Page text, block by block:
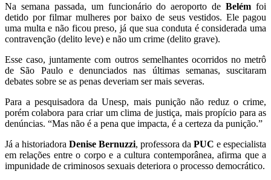
Na semana passada, um funcionário do aeroporto deBelémfoi
detido por filmar mulheres por baixo de seus vestidos. Ele pagou
uma multa e não ficou preso, já que sua conduta é considerada uma
contravenção (delito leve) e não um crime (delito grave).
Esse caso, juntamente com outros semelhantes ocorridos no metrô
de São Paulo e denunciados nas últimas semanas, suscitaram
debates sobre se as penas deveriam ser mais severas.
Para a pesquisadora da Unesp, mais punição não reduz o crime,
porém colabora para criar um clima de justiça, mais propício para as
denúncias. “Mas não é a pena que impacta, é a certeza da punição.”
Já a historiadora Denise Bernuzzi, professora da PUC e especialista
em relações entre o corpo e a cultura contemporânea, afirma que a
impunidade de criminosos sexuais deteriora o processo democrático.